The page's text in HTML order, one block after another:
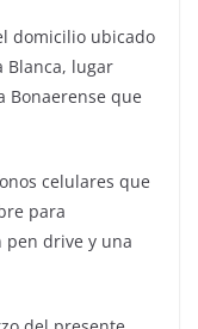
domicilio ubicado
Blanca, lugar
Bonaerense que
celulares que
para
pen drive y una